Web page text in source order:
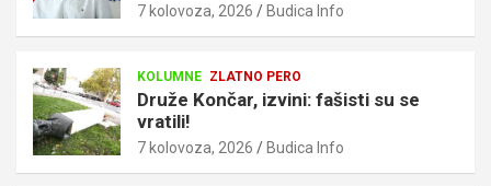
7 kolovoza, 2026 Budica Info
KOLUMNE ZLATNO PERO
Druže Končar, izvini: fašisti su se
vratili!
7 kolovoza, 2026 Budica Info